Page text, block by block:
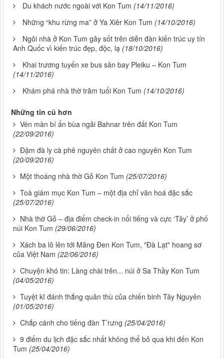
Du khách nước ngoài với Kon Tum (14/11/2016)
Những “khu rừng ma” ở Ya Xiêr Kon Tum (14/10/2016)
Ngôi nhà ở Kon Tum gây sốt trên diễn đàn kiến trúc uy tín
Anh Quốc vì kiến trúc đẹp, độc, lạ (18/10/2016)
Khai trương tuyến xe bus sân bay Pleiku – Kon Tum
(14/11/2016)
Khám phá nhà thờ trăm tuổi Kon Tum (14/10/2016)
Những tin cũ hơn
Vén màn bí ẩn bùa ngải Bahnar trên đất Kon Tum
(22/09/2016)
Đậm đà ly cà phê nguyên chất ở cao nguyên Kon Tum
(20/09/2016)
Một thoáng nhà thờ Gỗ Kon Tum (25/07/2016)
Toà giám mục Kon Tum – một địa chỉ văn hoá đặc sắc
(25/07/2016)
Nhà thờ Gỗ – địa điểm check-in nổi tiếng và cực ‘Tây’ ở phố
núi Kon Tum (29/06/2016)
Xách ba lô lên tới Măng Đen Kon Tum, "Đà Lạt" hoang sơ
của Việt Nam (22/06/2016)
Chuyện khó tin: Làng chài trên... núi ở Sa Thầy Kon Tum
(04/05/2016)
Tuyệt kĩ đánh thắng quân thù của chiến binh Tây Nguyên
(01/05/2016)
Chắp cánh cho tiếng đàn T’rưng (25/04/2016)
9 điểm du lịch đặc sắc nhất không thể bỏ qua khi đến Kon
Tum (25/04/2016)